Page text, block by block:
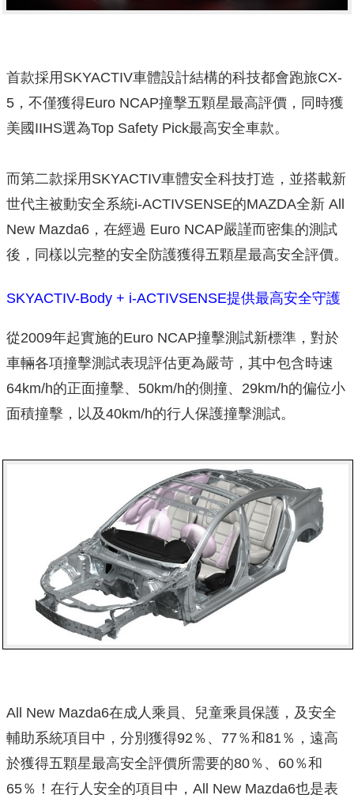
首款採用SKYACTIV車體設計結構的科技都會跑旅CX-
5，不僅獲得Euro NCAP撞擊五顆星最高評價，同時獲
美國IIHS選為Top Safety Pick最高安全車款。
而第二款採用SKYACTIV車體安全科技打造，並搭載新
世代主被動安全系統i-ACTIVSENSE的MAZDA全新 All
New Mazda6，在經過 Euro NCAP嚴謹而密集的測試
後，同樣以完整的安全防護獲得五顆星最高安全評價。
SKYACTIV-Body + i-ACTIVSENSE提供最高安全守護
從2009年起實施的Euro NCAP撞擊測試新標準，對於
車輛各項撞擊測試表現評估更為嚴苛，其中包含時速
64km/h的正面撞擊、50km/h的側撞、29km/h的偏位小
面積撞擊，以及40km/h的行人保護撞擊測試。
All New Mazda6在成人乘員、兒童乘員保護，及安全
輔助系統項目中，分別獲得92％、77％和81％，遠高
於獲得五顆星最高安全評價所需要的80％、60％和
65％！在行人安全的項目中，All New Mazda6也是表